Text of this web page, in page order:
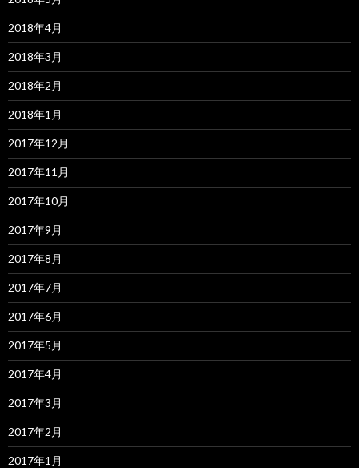
2018年4月
2018年3月
2018年2月
2018年1月
2017年12月
2017年11月
2017年10月
2017年9月
2017年8月
2017年7月
2017年6月
2017年5月
2017年4月
2017年3月
2017年2月
2017年1月